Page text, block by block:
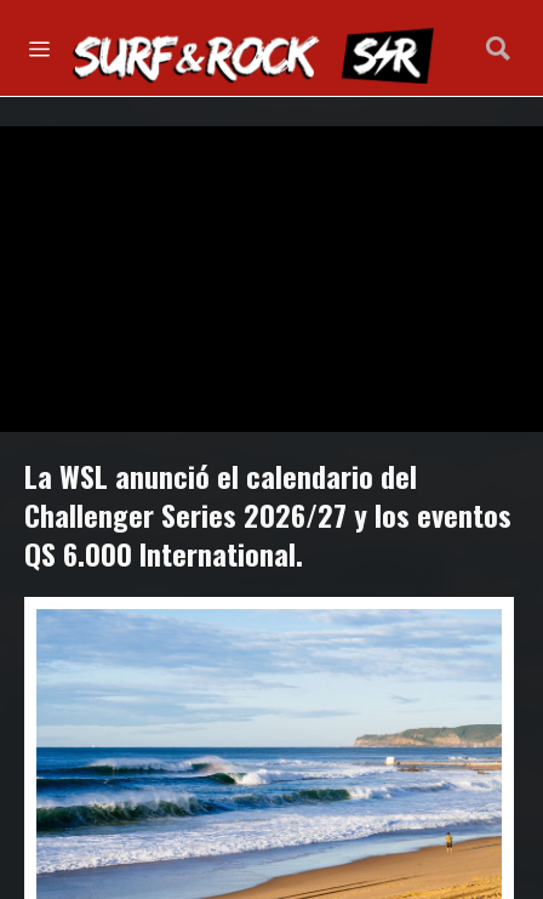
La WSL anunció el calendario del
Challenger Series 2026/27 y los eventos
QS 6.000 International.